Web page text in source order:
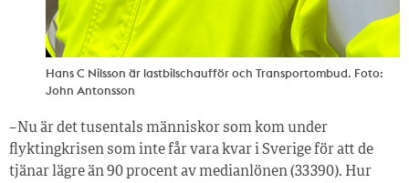
Hans C Nilsson är lastbilschaufför och Transportombud. Foto:
John Antonsson
– Nu är det tusentals människor som kom under
flyktingkrisen som inte får vara kvar i Sverige för att de
tjänar lägre än 90 procent av medianlönen (33 390). Hur